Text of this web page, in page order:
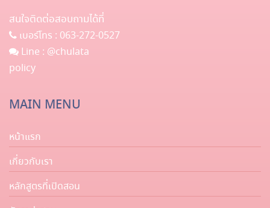
สนใจติดต่อสอบถามได้ที่
เบอร์โทร : 063-272-0527
Line : @chulata
policy
MAIN MENU
หน้าแรก
เกี่ยวกับเรา
หลักสูตรที่เปิดสอน